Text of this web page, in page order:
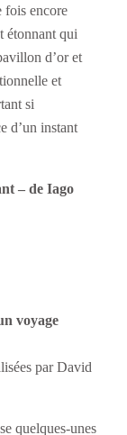
fois encore
étonnant qui
d’or et
et
si
d’un instant
– de Iago
voyage
par David
quelques-unes